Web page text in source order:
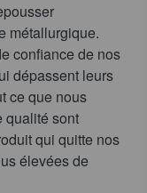
métallurgique.
confiance de nos
dépassent leurs
ce que nous
qualité sont
qui quitte nos
élevées de